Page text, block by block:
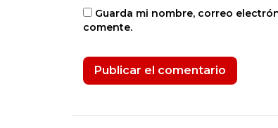
Guarda mi nombre, correo
comente.